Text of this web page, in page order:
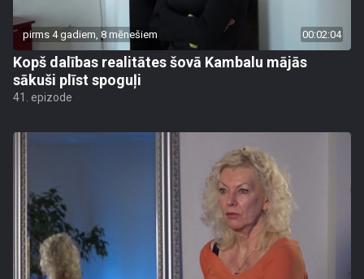
pirms 4 gadiem, 8 mēnešiem 00:02:04
Kopš dalības realitātes šovā Kambalu mājās
sākuši plīst spoguļi
41. epizode